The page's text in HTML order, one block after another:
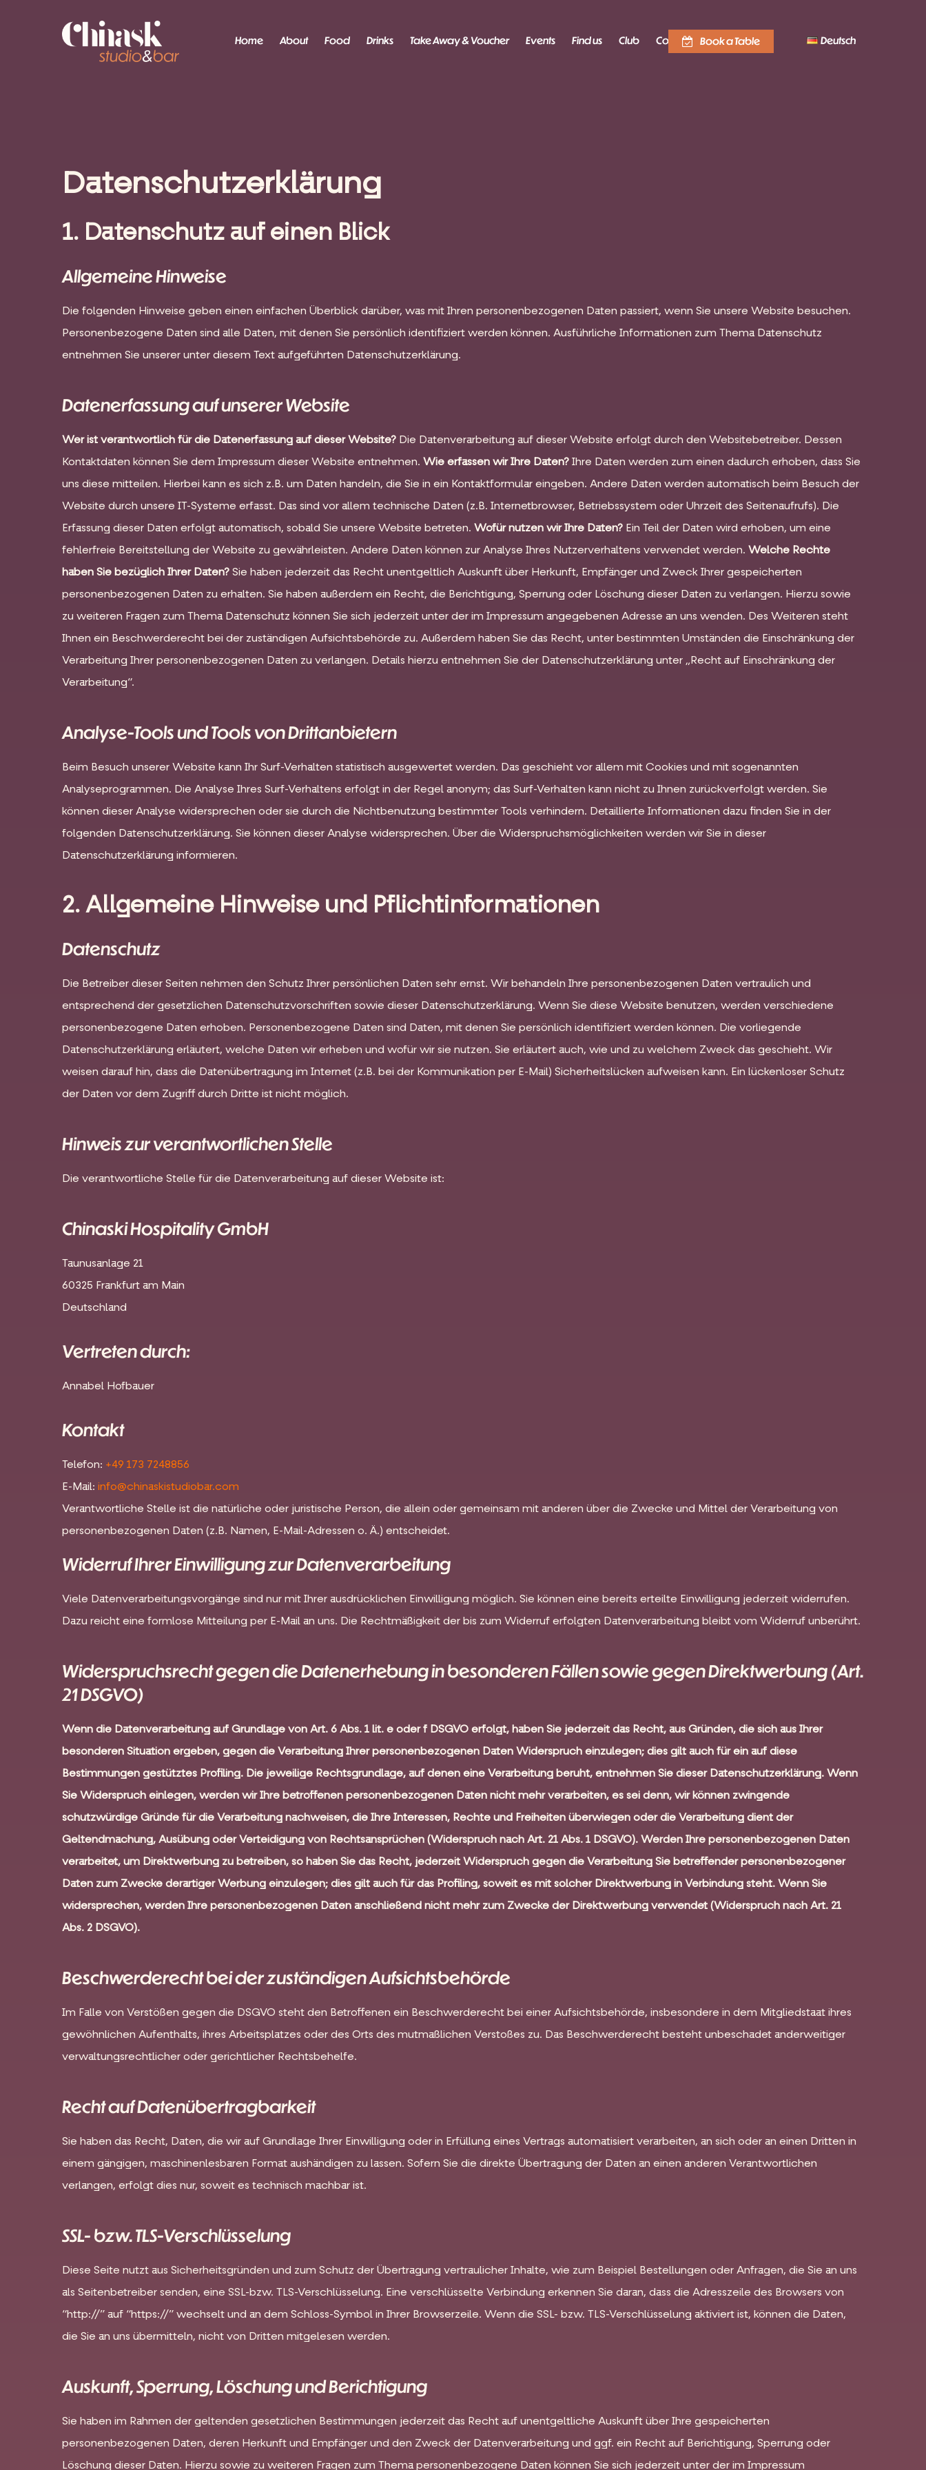
Home About Food Drinks Take Away & Voucher Events Find us Club Contact Book a Table Deutsch
Datenschutzerklärung
1. Datenschutz auf einen Blick
Allgemeine Hinweise
Die folgenden Hinweise geben einen einfachen Überblick darüber, was mit Ihren personenbezogenen Daten passiert, wenn Sie unsere Website besuchen.
Personenbezogene Daten sind alle Daten, mit denen Sie persönlich identifiziert werden können. Ausführliche Informationen zum Thema Datenschutz
entnehmen Sie unserer unter diesem Text aufgeführten Datenschutzerklärung.
Datenerfassung auf unserer Website
Wer ist verantwortlich für die Datenerfassung auf dieser Website? Die Datenverarbeitung auf dieser Website erfolgt durch den Websitebetreiber. Dessen
Kontaktdaten können Sie dem Impressum dieser Website entnehmen. Wie erfassen wir Ihre Daten? Ihre Daten werden zum einen dadurch erhoben, dass Sie
uns diese mitteilen. Hierbei kann es sich z.B. um Daten handeln, die Sie in ein Kontaktformular eingeben. Andere Daten werden automatisch beim Besuch der
Website durch unsere IT-Systeme erfasst. Das sind vor allem technische Daten (z.B. Internetbrowser, Betriebssystem oder Uhrzeit des Seitenaufrufs). Die
Erfassung dieser Daten erfolgt automatisch, sobald Sie unsere Website betreten. Wofür nutzen wir Ihre Daten? Ein Teil der Daten wird erhoben, um eine
fehlerfreie Bereitstellung der Website zu gewährleisten. Andere Daten können zur Analyse Ihres Nutzerverhaltens verwendet werden. Welche Rechte
haben Sie bezüglich Ihrer Daten? Sie haben jederzeit das Recht unentgeltlich Auskunft über Herkunft, Empfänger und Zweck Ihrer gespeicherten
personenbezogenen Daten zu erhalten. Sie haben außerdem ein Recht, die Berichtigung, Sperrung oder Löschung dieser Daten zu verlangen. Hierzu sowie
zu weiteren Fragen zum Thema Datenschutz können Sie sich jederzeit unter der im Impressum angegebenen Adresse an uns wenden. Des Weiteren steht
Ihnen ein Beschwerderecht bei der zuständigen Aufsichtsbehörde zu. Außerdem haben Sie das Recht, unter bestimmten Umständen die Einschränkung der
Verarbeitung Ihrer personenbezogenen Daten zu verlangen. Details hierzu entnehmen Sie der Datenschutzerklärung unter „Recht auf Einschränkung der
Verarbeitung“.
Analyse-Tools und Tools von Drittanbietern
Beim Besuch unserer Website kann Ihr Surf-Verhalten statistisch ausgewertet werden. Das geschieht vor allem mit Cookies und mit sogenannten
Analyseprogrammen. Die Analyse Ihres Surf-Verhaltens erfolgt in der Regel anonym; das Surf-Verhalten kann nicht zu Ihnen zurückverfolgt werden. Sie
können dieser Analyse widersprechen oder sie durch die Nichtbenutzung bestimmter Tools verhindern. Detaillierte Informationen dazu finden Sie in der
folgenden Datenschutzerklärung. Sie können dieser Analyse widersprechen. Über die Widerspruchsmöglichkeiten werden wir Sie in dieser
Datenschutzerklärung informieren.
2. Allgemeine Hinweise und Pflichtinformationen
Datenschutz
Die Betreiber dieser Seiten nehmen den Schutz Ihrer persönlichen Daten sehr ernst. Wir behandeln Ihre personenbezogenen Daten vertraulich und
entsprechend der gesetzlichen Datenschutzvorschriften sowie dieser Datenschutzerklärung. Wenn Sie diese Website benutzen, werden verschiedene
personenbezogene Daten erhoben. Personenbezogene Daten sind Daten, mit denen Sie persönlich identifiziert werden können. Die vorliegende
Datenschutzerklärung erläutert, welche Daten wir erheben und wofür wir sie nutzen. Sie erläutert auch, wie und zu welchem Zweck das geschieht. Wir
weisen darauf hin, dass die Datenübertragung im Internet (z.B. bei der Kommunikation per E-Mail) Sicherheitslücken aufweisen kann. Ein lückenloser Schutz
der Daten vor dem Zugriff durch Dritte ist nicht möglich.
Hinweis zur verantwortlichen Stelle
Die verantwortliche Stelle für die Datenverarbeitung auf dieser Website ist:
Chinaski Hospitality GmbH
Taunusanlage 21
60325 Frankfurt am Main
Deutschland
Vertreten durch:
Annabel Hofbauer
Kontakt
Telefon: +49 173 7248856
E-Mail: info@chinaskistudiobar.com
Verantwortliche Stelle ist die natürliche oder juristische Person, die allein oder gemeinsam mit anderen über die Zwecke und Mittel der Verarbeitung von
personenbezogenen Daten (z.B. Namen, E-Mail-Adressen o. Ä.) entscheidet.
Widerruf Ihrer Einwilligung zur Datenverarbeitung
Viele Datenverarbeitungsvorgänge sind nur mit Ihrer ausdrücklichen Einwilligung möglich. Sie können eine bereits erteilte Einwilligung jederzeit widerrufen.
Dazu reicht eine formlose Mitteilung per E-Mail an uns. Die Rechtmäßigkeit der bis zum Widerruf erfolgten Datenverarbeitung bleibt vom Widerruf unberührt.
Widerspruchsrecht gegen die Datenerhebung in besonderen Fällen sowie gegen Direktwerbung (Art.
21 DSGVO)
Wenn die Datenverarbeitung auf Grundlage von Art. 6 Abs. 1 lit. e oder f DSGVO erfolgt, haben Sie jederzeit das Recht, aus Gründen, die sich aus Ihrer
besonderen Situation ergeben, gegen die Verarbeitung Ihrer personenbezogenen Daten Widerspruch einzulegen; dies gilt auch für ein auf diese
Bestimmungen gestütztes Profiling. Die jeweilige Rechtsgrundlage, auf denen eine Verarbeitung beruht, entnehmen Sie dieser Datenschutzerklärung. Wenn
Sie Widerspruch einlegen, werden wir Ihre betroffenen personenbezogenen Daten nicht mehr verarbeiten, es sei denn, wir können zwingende
schutzwürdige Gründe für die Verarbeitung nachweisen, die Ihre Interessen, Rechte und Freiheiten überwiegen oder die Verarbeitung dient der
Geltendmachung, Ausübung oder Verteidigung von Rechtsansprüchen (Widerspruch nach Art. 21 Abs. 1 DSGVO). Werden Ihre personenbezogenen Daten
verarbeitet, um Direktwerbung zu betreiben, so haben Sie das Recht, jederzeit Widerspruch gegen die Verarbeitung Sie betreffender personenbezogener
Daten zum Zwecke derartiger Werbung einzulegen; dies gilt auch für das Profiling, soweit es mit solcher Direktwerbung in Verbindung steht. Wenn Sie
widersprechen, werden Ihre personenbezogenen Daten anschließend nicht mehr zum Zwecke der Direktwerbung verwendet (Widerspruch nach Art. 21
Abs. 2 DSGVO).
Beschwerderecht bei der zuständigen Aufsichtsbehörde
Im Falle von Verstößen gegen die DSGVO steht den Betroffenen ein Beschwerderecht bei einer Aufsichtsbehörde, insbesondere in dem Mitgliedstaat ihres
gewöhnlichen Aufenthalts, ihres Arbeitsplatzes oder des Orts des mutmaßlichen Verstoßes zu. Das Beschwerderecht besteht unbeschadet anderweitiger
verwaltungsrechtlicher oder gerichtlicher Rechtsbehelfe.
Recht auf Datenübertragbarkeit
Sie haben das Recht, Daten, die wir auf Grundlage Ihrer Einwilligung oder in Erfüllung eines Vertrags automatisiert verarbeiten, an sich oder an einen Dritten in
einem gängigen, maschinenlesbaren Format aushändigen zu lassen. Sofern Sie die direkte Übertragung der Daten an einen anderen Verantwortlichen
verlangen, erfolgt dies nur, soweit es technisch machbar ist.
SSL- bzw. TLS-Verschlüsselung
Diese Seite nutzt aus Sicherheitsgründen und zum Schutz der Übertragung vertraulicher Inhalte, wie zum Beispiel Bestellungen oder Anfragen, die Sie an uns
als Seitenbetreiber senden, eine SSL-bzw. TLS-Verschlüsselung. Eine verschlüsselte Verbindung erkennen Sie daran, dass die Adresszeile des Browsers von
“http://” auf “https://” wechselt und an dem Schloss-Symbol in Ihrer Browserzeile. Wenn die SSL- bzw. TLS-Verschlüsselung aktiviert ist, können die Daten,
die Sie an uns übermitteln, nicht von Dritten mitgelesen werden.
Auskunft, Sperrung, Löschung und Berichtigung
Sie haben im Rahmen der geltenden gesetzlichen Bestimmungen jederzeit das Recht auf unentgeltliche Auskunft über Ihre gespeicherten
personenbezogenen Daten, deren Herkunft und Empfänger und den Zweck der Datenverarbeitung und ggf. ein Recht auf Berichtigung, Sperrung oder
Löschung dieser Daten. Hierzu sowie zu weiteren Fragen zum Thema personenbezogene Daten können Sie sich jederzeit unter der im Impressum